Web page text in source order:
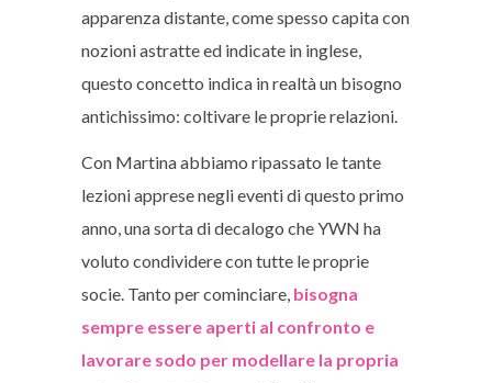
apparenza distante, come spesso capita con
nozioni astratte ed indicate in inglese,
questo concetto indica in realtà un bisogno
antichissimo: coltivare le proprie relazioni.
Con Martina abbiamo ripassato le tante
lezioni apprese negli eventi di questo primo
anno, una sorta di decalogo che YWN ha
voluto condividere con tutte le proprie
socie. Tanto per cominciare, bisogna
sempre essere aperti al confronto e
lavorare sodo per modellare la propria